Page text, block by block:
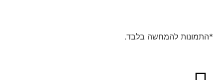
*התמונות להמחשה בלבד.